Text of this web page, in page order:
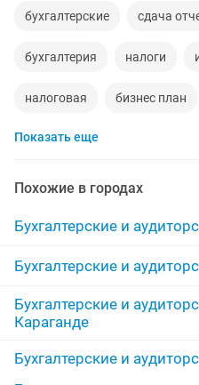
бухгалтерские сдача
бухгалтерия налоги
налоговая бизнес план
сдача налоговой отчетности
курсы бухгалтерии
бухгалтерские отчеты
сдача эсф
Показать еще
Похожие в городах
Бухгалтерские и
Бухгалтерские и
Бухгалтерские и
Караганде
Бухгалтерские и